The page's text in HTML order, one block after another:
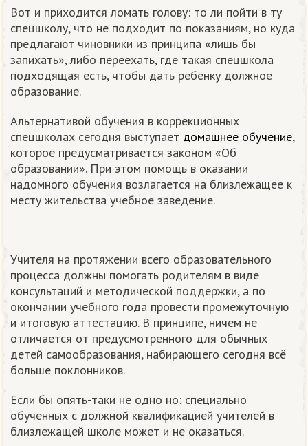
Вот и приходится ломать голову: то ли пойти в ту
спецшколу, что не подходит по показаниям, но куда
предлагают чиновники из принципа «лишь бы
запихать», либо переехать, где такая спецшкола
подходящая есть, чтобы дать ребёнку должное
образование.
Альтернативой обучения в коррекционных
спецшколах сегодня выступает домашнее обучение,
которое предусматривается законом «Об
образовании». При этом помощь в оказании
надомного обучения возлагается на близлежащее к
месту жительства учебное заведение.
Учителя на протяжении всего образовательного
процесса должны помогать родителям в виде
консультаций и методической поддержки, а по
окончании учебного года провести промежуточную
и итоговую аттестацию. В принципе, ничем не
отличается от предусмотренного для обычных
детей самообразования, набирающего сегодня всё
больше поклонников.
Если бы опять-таки не одно но: специально
обученных с должной квалификацией учителей в
близлежащей школе может и не оказаться.